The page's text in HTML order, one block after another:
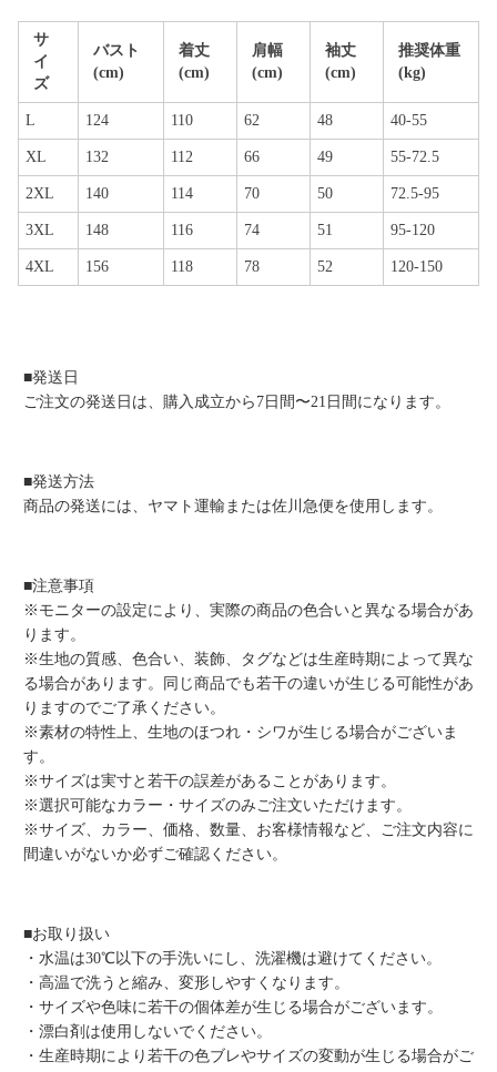
サ
イ
ズ
バスト
(cm)
着丈
(cm)
肩幅
(cm)
袖丈
(cm)
推奨体重
(kg)
L 124 110 62 48 40-55
XL 132 112 66 49 55-72.5
2XL 140 114 70 50 72.5-95
3XL 148 116 74 51 95-120
4XL 156 118 78 52 120-150
■発送日
ご注文の発送日は、購入成立から7日間〜21日間になります。
■発送方法
商品の発送には、ヤマト運輸または佐川急便を使用します。
■注意事項
※モニターの設定により、実際の商品の色合いと異なる場合があ
ります。
※生地の質感、色合い、装飾、タグなどは生産時期によって異な
る場合があります。同じ商品でも若干の違いが生じる可能性があ
りますのでご了承ください。
※素材の特性上、生地のほつれ・シワが生じる場合がございま
す。
※サイズは実寸と若干の誤差があることがあります。
※選択可能なカラー・サイズのみご注文いただけます。
※サイズ、カラー、価格、数量、お客様情報など、ご注文内容に
間違いがないか必ずご確認ください。
■お取り扱い
・水温は30℃以下の手洗いにし、洗濯機は避けてください。
・高温で洗うと縮み、変形しやすくなります。
・サイズや色味に若干の個体差が生じる場合がございます。
・漂白剤は使用しないでください。
・生産時期により若干の色ブレやサイズの変動が生じる場合がご